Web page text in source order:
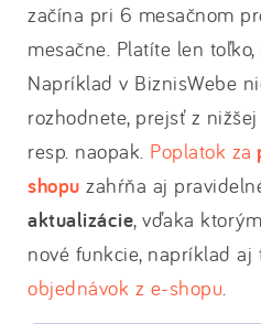
začína pri 6 mesačnom
mesačne. Platíte len
Napríklad v BiznisWebe
rozhodnete, prejsť z
resp. naopak. Poplatok za
shopu zahŕňa aj
aktualizácie, vďaka
nové funkcie, napríklad aj
objednávok z e-shopu.